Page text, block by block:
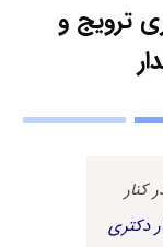
ترویج و
کنار
دکتری